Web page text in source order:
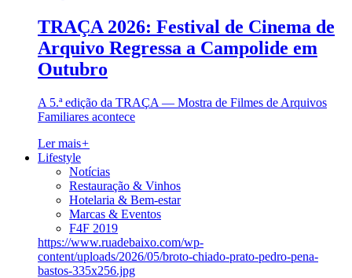
TRAÇA 2026: Festival de Cinema de
Arquivo Regressa a Campolide em
Outubro
A 5.ª edição da TRAÇA — Mostra de Filmes de Arquivos
Familiares acontece
Ler mais+
Lifestyle
Notícias
Restauração & Vinhos
Hotelaria & Bem-estar
Marcas & Eventos
F4F 2019
https://www.ruadebaixo.com/wp-
content/uploads/2026/05/broto-chiado-prato-pedro-pena-
bastos-335x256.jpg